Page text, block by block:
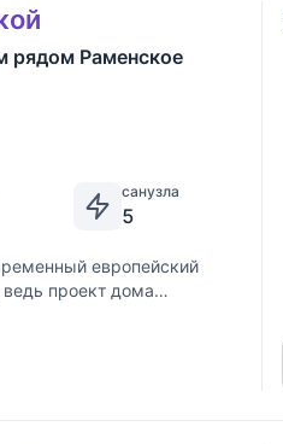
рядом Раменское
санузла
5
европейский
проект дома
к комфорту загородной